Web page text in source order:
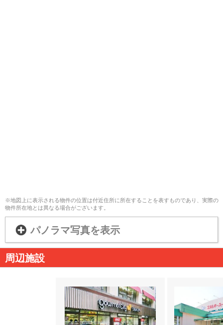
※地図上に表示される物件の位置は付近住所に所在することを表すものであり、実際の
物件所在地とは異なる場合がございます。
パノラマ写真を表示
周辺施設